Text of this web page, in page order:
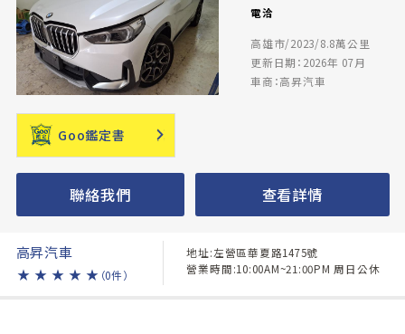
電洽
高雄市/2023/8.8萬公里
更新日期：2026年 07月
車商：高昇汽車
Goo鑑定書
聯絡我們 查看詳情
高昇汽車
★ ★ ★ ★ ★ （0件）
地址:左營區華夏路1475號
營業時間:10:00AM~21:00PM 周日公休